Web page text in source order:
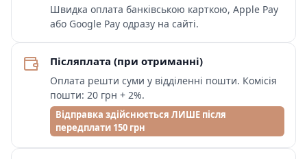
Швидка оплата банківською карткою, Apple Pay
або Google Pay одразу на сайті.
Післяплата (при отриманні)
Оплата решти суми у відділенні пошти. Комісія
пошти: 20 грн + 2%.
Відправка здійснюється ЛИШЕ після
передплати 150 грн